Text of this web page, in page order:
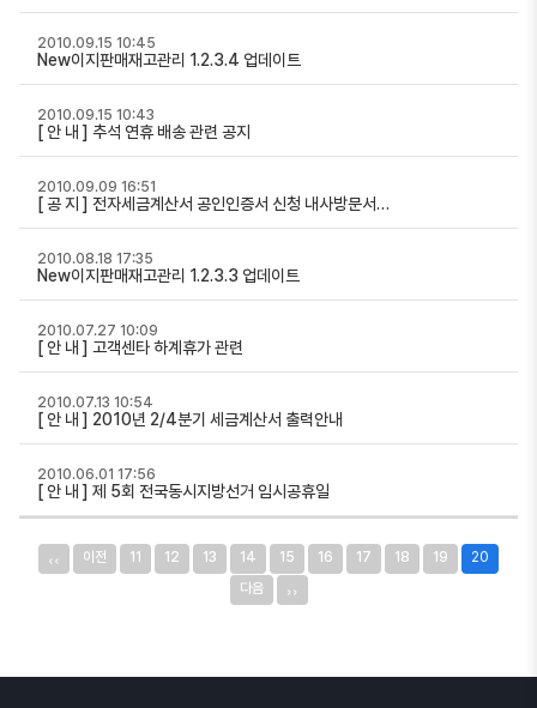
New이지판매재고관리 1.2.3.4 업데이트
2010.09.15 10:45
[ 안 내 ] 추석 연휴 배송 관련 공지
2010.09.15 10:43
[ 공 지 ] 전자세금계산서 공인인증서 신청 내사방문서…
2010.09.09 16:51
New이지판매재고관리 1.2.3.3 업데이트
2010.08.18 17:35
[ 안 내 ] 고객센타 하계휴가 관련
2010.07.27 10:09
[ 안 내 ] 2010년 2/4분기 세금계산서 출력안내
2010.07.13 10:54
[ 안 내 ] 제 5회 전국동시지방선거 임시공휴일
2010.06.01 17:56
‹‹ 이전 11 12 13 14 15 16 17 18 19
20
다음
››